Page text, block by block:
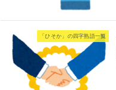
「ひそか」の四字熟語一覧